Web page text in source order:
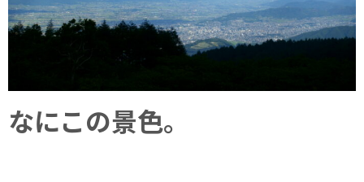
なにこの景色。